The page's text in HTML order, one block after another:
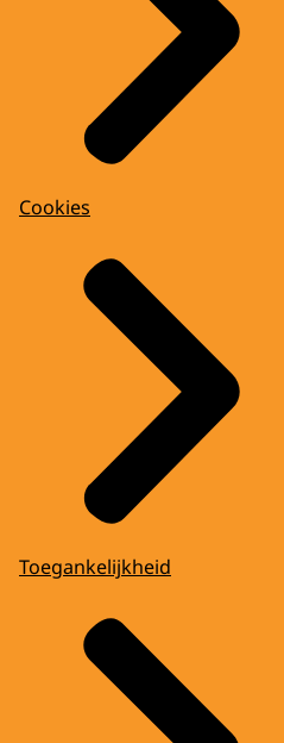
Cookies
Toegankelijkheid